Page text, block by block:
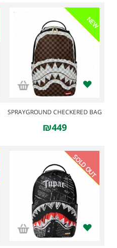
NEW
SPRAYGROUND CHECKERED BAG
₪449
SOLD OUT